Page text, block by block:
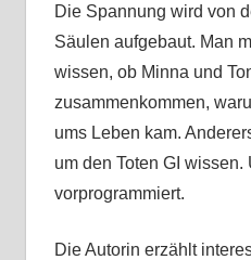
Die Spannung wird von
Säulen aufgebaut. Man
wissen, ob Minna und
zusammenkommen,
ums Leben kam.
um den Toten GI
vorprogrammiert.
Die Autorin erzählt